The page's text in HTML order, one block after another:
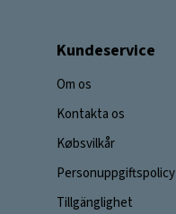
Kundeservice
Om os
Kontakta os
Købsvilkår
Personuppgiftspolicy
Tillgänglighet